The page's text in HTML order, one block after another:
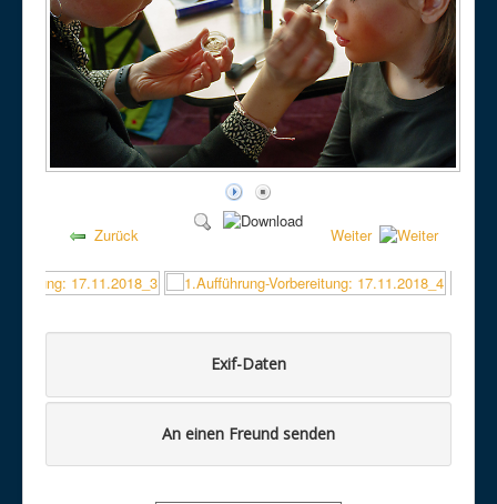
Zurück Weiter
Exif-Daten
An einen Freund senden